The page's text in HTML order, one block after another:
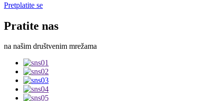
Pretplatite se
Pratite nas
na našim društvenim mrežama